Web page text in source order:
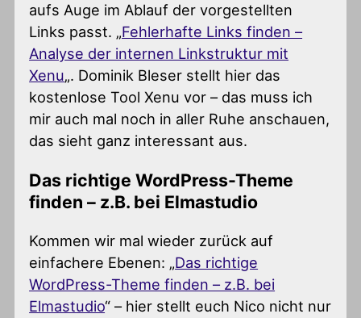
aufs Auge im Ablauf der vorgestellten
Links passt. „Fehlerhafte Links finden –
Analyse der internen Linkstruktur mit
Xenu„. Dominik Bleser stellt hier das
kostenlose Tool Xenu vor – das muss ich
mir auch mal noch in aller Ruhe anschauen,
das sieht ganz interessant aus.
Das richtige WordPress-Theme
finden – z.B. bei Elmastudio
Kommen wir mal wieder zurück auf
einfachere Ebenen: „Das richtige
WordPress-Theme finden – z.B. bei
Elmastudio“ – hier stellt euch Nico nicht nur